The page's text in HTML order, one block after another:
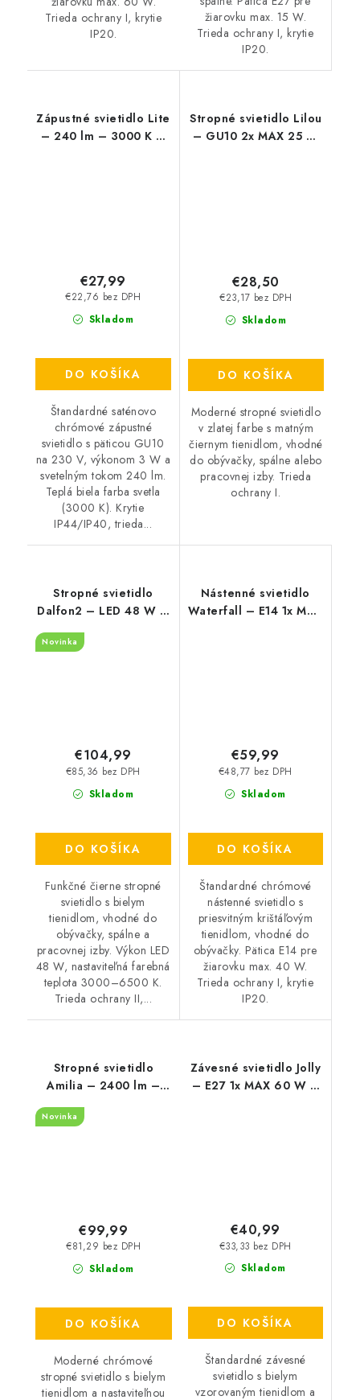
Trieda ochrany I, krytie
IP20.
žiarovku max. 15 W.
Trieda ochrany I, krytie
IP20.
Zápustné svietidlo Lite
– 240 lm – 3000 K –
Skladom
€22,76 bez DPH
€27,99
DO KOŠÍKA
Štandardné saténovo
chrómové zápustné
svietidlo s päticou GU10
na 230 V, výkonom 3 W a
svetelným tokom 240 lm.
Teplá biela farba svetla
(3000 K). Krytie
IP44/IP40, trieda...
Stropné svietidlo Lilou
– GU10 2x MAX 25 W
Skladom
€23,17 bez DPH
€28,50
DO KOŠÍKA
Moderné stropné svietidlo
v zlatej farbe s matným
čiernym tienidlom, vhodné
do obývačky, spálne alebo
pracovnej izby. Trieda
ochrany I.
Stropné svietidlo
Dalfon2 – LED 48 W –
Novinka
Skladom
€85,36 bez DPH
€104,99
DO KOŠÍKA
Funkčné čierne stropné
svietidlo s bielym
tienidlom, vhodné do
obývačky, spálne a
pracovnej izby. Výkon LED
48 W, nastaviteľná farebná
teplota 3000–6500 K.
Trieda ochrany II,...
Nástenné svietidlo
Waterfall – E14 1x MAX
Skladom
€48,77 bez DPH
€59,99
DO KOŠÍKA
Štandardné chrómové
nástenné svietidlo s
priesvitným krištáľovým
tienidlom, vhodné do
obývačky. Pätica E14 pre
žiarovku max. 40 W.
Trieda ochrany I, krytie
IP20.
Stropné svietidlo
Amilia – 2400 lm –
LED 22 W – IP20
Novinka
Skladom
€81,29 bez DPH
€99,99
DO KOŠÍKA
Moderné chrómové
stropné svietidlo s bielym
tienidlom a nastaviteľnou
Závesné svietidlo Jolly
– E27 1x MAX 60 W –
Skladom
€33,33 bez DPH
€40,99
DO KOŠÍKA
Štandardné závesné
svietidlo s bielym
vzorovaným tienidlom a